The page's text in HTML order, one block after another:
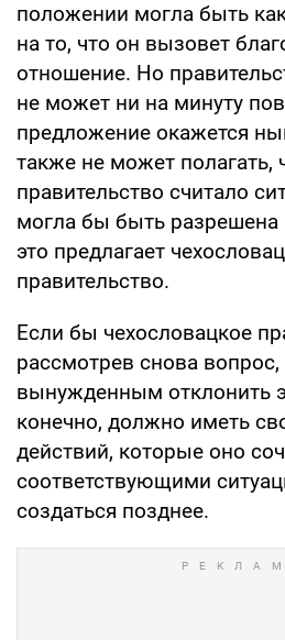
положении могла быть
на то, что он вызовет
отношение. Но
не может ни на минуту
предложение окажется
также не может полагать,
правительство считало
могла бы быть разрешена
это предлагает
правительство.
Если бы чехословацкое
рассмотрев снова вопрос,
вынужденным отклонить
конечно, должно иметь
действий, которые оно
соответствующими
создаться позднее.